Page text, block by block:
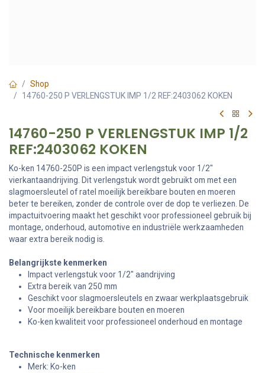
Shop
14760-250 P VERLENGSTUK IMP 1/2 REF:2403062 KOKEN
14760-250 P VERLENGSTUK IMP 1/2
REF:2403062 KOKEN
Ko-ken 14760-250P is een impact verlengstuk voor 1/2"
vierkantaandrijving. Dit verlengstuk wordt gebruikt om met een
slagmoersleutel of ratel moeilijk bereikbare bouten en moeren
beter te bereiken, zonder de controle over de dop te verliezen. De
impactuitvoering maakt het geschikt voor professioneel gebruik bij
montage, onderhoud, automotive en industriële werkzaamheden
waar extra bereik nodig is.
Belangrijkste kenmerken
Impact verlengstuk voor 1/2" aandrijving
Extra bereik van 250 mm
Geschikt voor slagmoersleutels en zwaar werkplaatsgebruik
Voor moeilijk bereikbare bouten en moeren
Ko-ken kwaliteit voor professioneel onderhoud en montage
Technische kenmerken
Merk: Ko-ken